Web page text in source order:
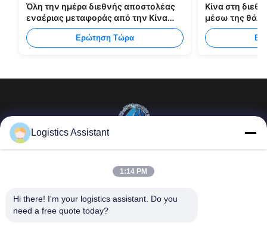
Όλη την ημέρα διεθνής αποστολέας
εναέριας μεταφοράς από την Κίνα
στη Μανίλα
Ερώτηση Τώρα
Κίνα στη
μέσω της
Επέλεξέ μας και δε θα μας ξεχάσεις ποτέ.
σύνδεσμοι
Logistics Assistant
1:14 PM
Hi there! I'm your logistics assistant. Do you
need a free quote today?